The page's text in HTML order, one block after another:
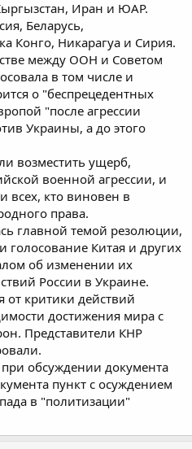
Иран и ЮАР.
Беларусь,
Конго, Никарагуа и Сирия.
между ООН и Советом
в том числе и
о "беспрецедентных
"после агрессии
Украины, а до этого
возместить ущерб,
военной агрессии, и
всех, кто виновен в
права.
главной темой резолюции,
голосование Китая и других
об изменении их
России в Украине.
от критики действий
достижения мира с
Представители КНР
обсуждении документа
пункт с осуждением
в "политизации"